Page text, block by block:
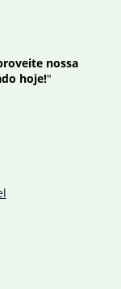
nossa
hoje!"